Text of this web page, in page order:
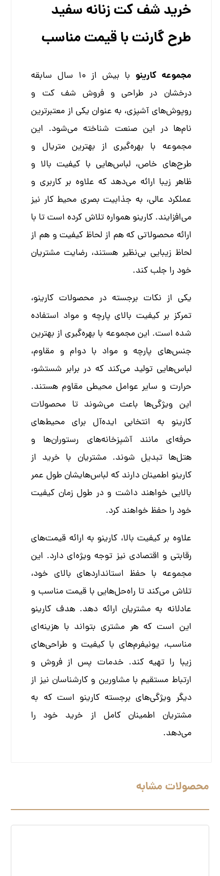
خرید شف کت زنانه سفید
طرح گارنت با قیمت مناسب
مجموعه کارینو
با بیش از 10 سال سابقه
درخشان در طراحی و فروش شف کت و
روپوش‌های آشپزی، به عنوان یکی از معتبرترین
نام‌ها در این صنعت شناخته می‌شود. این
مجموعه با بهره‌گیری از بهترین متریال و
طرح‌های خاص، لباس‌هایی با کیفیت بالا و
ظاهر زیبا ارائه می‌دهد که علاوه بر کاربری و
عملکرد عالی، به جذابیت بصری محیط کار نیز
می‌افزایند. کارینو همواره تلاش کرده است تا با
ارائه محصولاتی که هم از لحاظ کیفیت و هم از
لحاظ زیبایی بی‌نظیر هستند، رضایت مشتریان
خود را جلب کند.
یکی از نکات برجسته در محصولات کارینو،
تمرکز بر کیفیت بالای پارچه و مواد استفاده
شده است. این مجموعه با بهره‌گیری از بهترین
جنس‌های پارچه و مواد با دوام و مقاوم،
لباس‌هایی تولید می‌کند که در برابر شستشو،
حرارت و سایر عوامل محیطی مقاوم هستند.
این ویژگی‌ها باعث می‌شوند تا محصولات
کارینو به انتخابی ایده‌آل برای محیط‌های
حرفه‌ای مانند آشپزخانه‌های رستوران‌ها و
هتل‌ها تبدیل شوند. مشتریان با خرید از
کارینو اطمینان دارند که لباس‌هایشان طول عمر
بالایی خواهند داشت و در طول زمان کیفیت
خود را حفظ خواهند کرد.
علاوه بر کیفیت بالا، کارینو به ارائه قیمت‌های
رقابتی و اقتصادی نیز توجه ویژه‌ای دارد. این
مجموعه با حفظ استانداردهای بالای خود،
تلاش می‌کند تا راه‌حل‌هایی با قیمت مناسب و
عادلانه به مشتریان ارائه دهد. هدف کارینو
این است که هر مشتری بتواند با هزینه‌ای
مناسب، یونیفرم‌های با کیفیت و طراحی‌های
زیبا را تهیه کند. خدمات پس از فروش و
ارتباط مستقیم با مشاورین و کارشناسان نیز از
دیگر ویژگی‌های برجسته کارینو است که به
مشتریان اطمینان کامل از خرید خود را
می‌دهد.
محصولات مشابه